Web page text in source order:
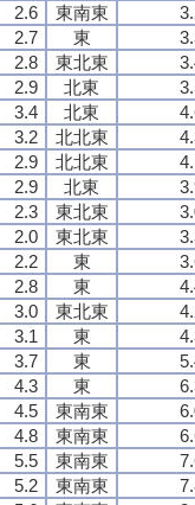
2.6 東南東
2.7 東
2.8 東北東
2.9 北東
3.4 北東
3.2 北北東
2.9 北北東
2.9 北東
2.3 東北東
2.0 東北東
2.2 東
2.8 東
3.0 東北東
3.1 東
3.7 東
4.3 東
4.5 東南東
4.8 東南東
5.5 東南東
5.2 東南東